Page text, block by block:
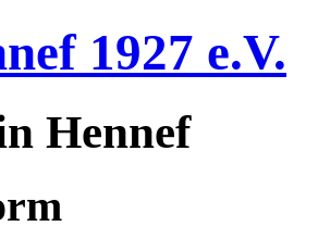
1927 e.V.
Hennef